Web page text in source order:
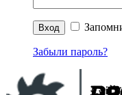
Забыли пароль?